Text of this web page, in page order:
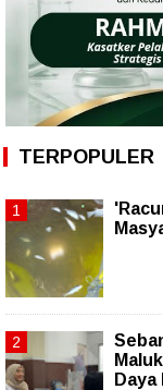
TERPOPULER
Daya